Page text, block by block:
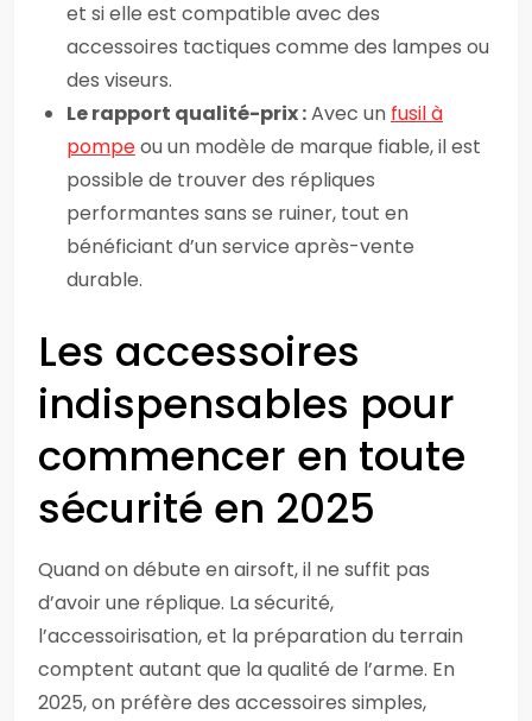
et si elle est compatible avec des
accessoires tactiques comme des lampes ou
des viseurs.
Le rapport qualité-prix :Avec un fusil à
pompeou un modèle de marque fiable, il est
possible de trouver des répliques
performantes sans se ruiner, tout en
bénéficiant d’un service après-vente
durable.
Les accessoires
indispensables pour
commencer en toute
sécurité en 2025
Quand on débute en airsoft, il ne suffit pas
d’avoir une réplique. La sécurité,
l’accessoirisation, et la préparation du terrain
comptent autant que la qualité de l’arme. En
2025, on préfère des accessoires simples,